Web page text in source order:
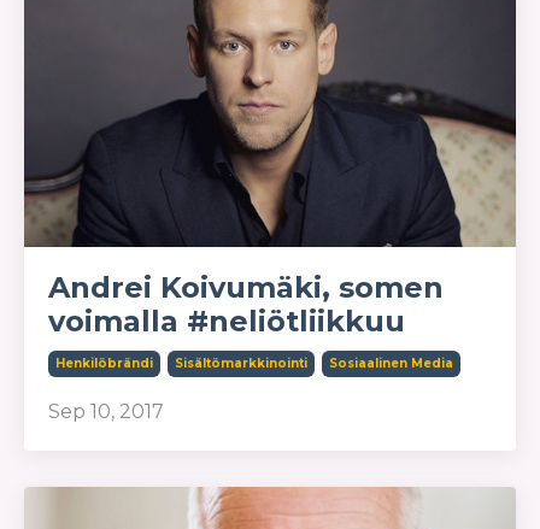
Andrei Koivumäki, somen
voimalla #neliötliikkuu
Henkilöbrändi Sisältömarkkinointi Sosiaalinen Media
Sep 10, 2017